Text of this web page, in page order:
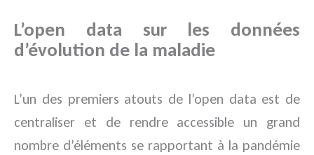
L’open data sur les données
d’évolution de la maladie
L’un des premiers atouts de l’open data est de
centraliser et de rendre accessible un grand
nombre d’éléments se rapportant à la pandémie